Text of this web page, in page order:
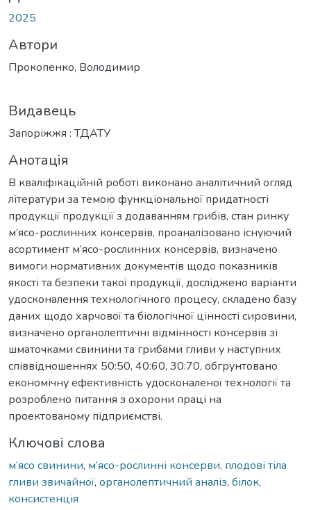
2025
Автори
Прокопенко, Володимир
Видавець
Запоріжжя : ТДАТУ
Анотація
В кваліфікаційній роботі виконано аналітичний огляд
літератури за темою функціональної придатності
продукції продукції з додаванням грибів, стан ринку
м’ясо-рослинних консервів, проаналізовано існуючий
асортимент м’ясо-рослинних консервів, визначено
вимоги нормативних документів щодо показників
якості та безпеки такої продукції, досліджено варіанти
удосконалення технологічного процесу, складено базу
даних щодо харчової та біологічної цінності сировини,
визначено органолептичні відмінності консервів зі
шматочками свинини та грибами гливи у наступних
співвідношеннях 50:50, 40:60, 30:70, обгрунтовано
економічну ефективність удосконаленої технології та
розроблено питання з охорони праці на
проектованому підприємcтві.
Ключові слова
м’ясо свинини, м’ясо-рослинні консерви, плодові тіла
гливи звичайної, органолептичний аналіз, білок,
консистенція